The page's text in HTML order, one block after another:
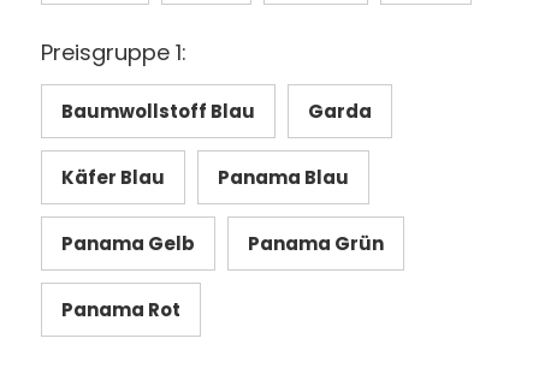
Preisgruppe 1:
Baumwollstoff Blau Garda
Käfer Blau Panama Blau
Panama Gelb Panama Grün
Panama Rot